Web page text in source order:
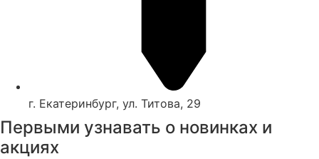
г. Екатеринбург, ул. Титова, 29
Первыми узнавать о новинках и
акциях